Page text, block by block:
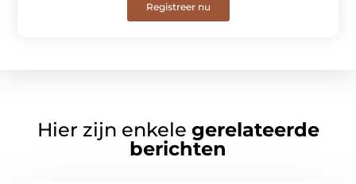
Registreer nu
Hier zijn enkele gerelateerde
berichten